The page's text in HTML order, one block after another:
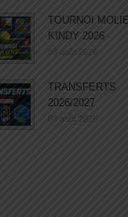
TOURNOI
KINDY 2026
03 août 2026
TRANSFERTS
2026/2027
03 août 2026